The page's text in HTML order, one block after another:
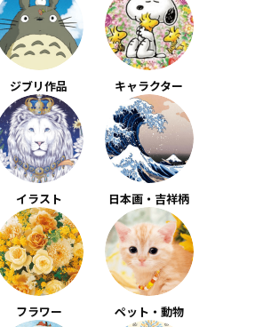
ジブリ作品 キャラクター
イラスト 日本画・吉祥柄
フラワー ペット・動物